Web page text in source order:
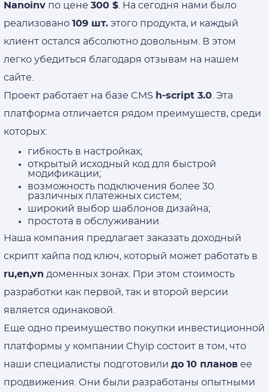
Nanoinv по цене 300 $ . На сегодня нами было
реализовано 109 шт. этого продукта, и каждый
клиент остался абсолютно довольным. В этом
легко убедиться благодаря отзывам на нашем
сайте.
Проект работает на базе CMS h-script 3.0 . Эта
платформа отличается рядом преимуществ, среди
которых:
гибкость в настройках;
открытый исходный код для быстрой
модификации;
возможность подключения более 30
различных платежных систем;
широкий выбор шаблонов дизайна;
простота в обслуживании.
Наша компания предлагает заказать доходный
скрипт хайпа под ключ, который может работать в
ru,en,vn доменных зонах. При этом стоимость
разработки как первой, так и второй версии
является одинаковой.
Еще одно преимущество покупки инвестиционной
платформы у компании Chyip состоит в том, что
наши специалисты подготовили до 10 планов ее
продвижения. Они были разработаны опытными